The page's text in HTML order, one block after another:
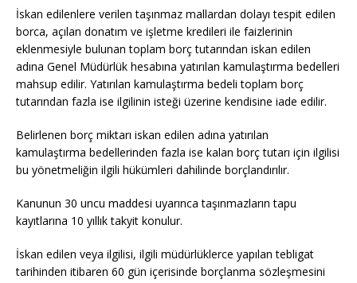
İskan edilenlere verilen taşınmaz mallardan dolayı tespit edilen
borca, açılan donatım ve işletme kredileri ile faizlerinin
eklenmesiyle bulunan toplam borç tutarından iskan edilen
adına Genel Müdürlük hesabına yatırılan kamulaştırma bedelleri
mahsup edilir. Yatırılan kamulaştırma bedeli toplam borç
tutarından fazla ise ilgilinin isteği üzerine kendisine iade edilir.
Belirlenen borç miktarı iskan edilen adına yatırılan
kamulaştırma bedellerinden fazla ise kalan borç tutarı için ilgilisi
bu yönetmeliğin ilgili hükümleri dahilinde borçlandırılır.
Kanunun 30 uncu maddesi uyarınca taşınmazların tapu
kayıtlarına 10 yıllık takyit konulur.
İskan edilen veya ilgilisi, ilgili müdürlüklerce yapılan tebligat
tarihinden itibaren 60 gün içerisinde borçlanma sözleşmesini